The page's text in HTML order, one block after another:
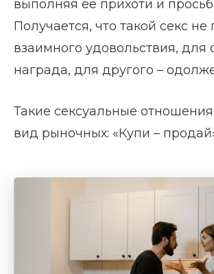
выполняя ее прихоти и
Получается, что такой секс не
взаимного удовольствия, для
награда, для другого –
Такие сексуальные
вид рыночных: «Купи –